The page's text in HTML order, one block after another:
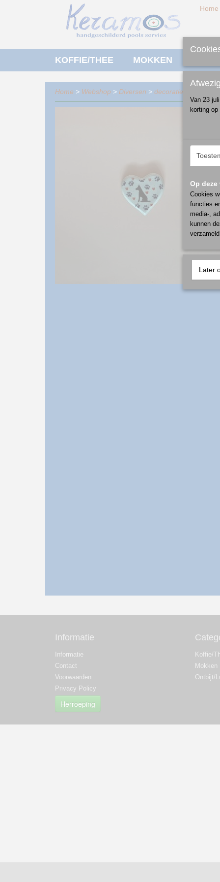
Home
KOFFIE/THEE MOKKEN
Home > Webshop > Diversen > decoratie
Informatie
Informatie
Contact
Voorwaarden
Privacy Policy
Herroeping
Koffie/
Mokken
Ontbijt/
Afwezig
Van 23
korting
Op
Cookies
functies
media-,
kunnen
Later